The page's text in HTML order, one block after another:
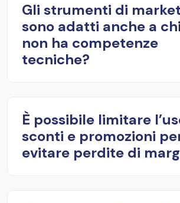
Gli strumenti di
sono adatti anche a chi
non ha competenze
tecniche?
È possibile limitare
sconti e promozioni
evitare perdite di